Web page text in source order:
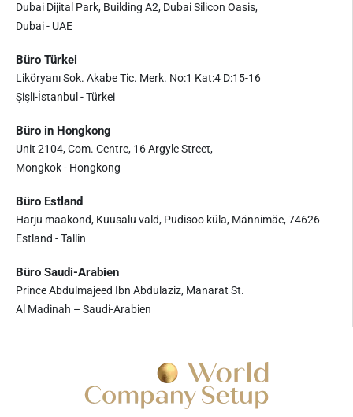
Dubai Dijital Park, Building A2, Dubai Silicon Oasis,
Dubai - UAE
Büro Türkei
Liköryanı Sok. Akabe Tic. Merk. No:1 Kat:4 D:15-16
Şişli-İstanbul - Türkei
Büro in Hongkong
Unit 2104, Com. Centre, 16 Argyle Street,
Mongkok - Hongkong
Büro Estland
Harju maakond, Kuusalu vald, Pudisoo küla, Männimäe, 74626
Estland - Tallin
Büro Saudi-Arabien
Prince Abdulmajeed Ibn Abdulaziz, Manarat St.
Al Madinah – Saudi-Arabien